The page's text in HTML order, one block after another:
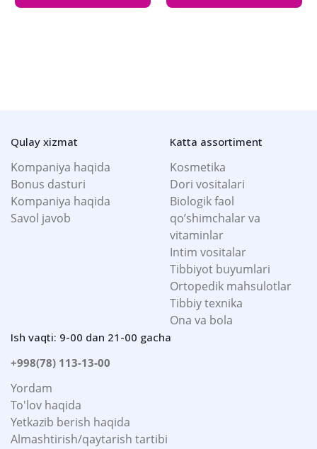
Qulay xizmat
Kompaniya haqida
Bonus dasturi
Kompaniya haqida
Savol javob
Katta assortiment
Kosmetika
Dori vositalari
Biologik faol
qo’shimchalar va
vitaminlar
Intim vositalar
Tibbiyot buyumlari
Ortopedik mahsulotlar
Tibbiy texnika
Ona va bola
Ish vaqti: 9-00 dan 21-00 gacha
+998(78) 113-13-00
Yordam
To'lov haqida
Yetkazib berish haqida
Almashtirish/qaytarish tartibi